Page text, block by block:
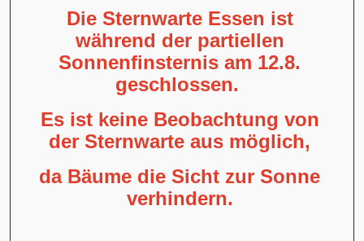
Die Sternwarte Essen ist
während der partiellen
Sonnenfinsternis am 12.8.
geschlossen.
Es ist keine Beobachtung von
der Sternwarte aus möglich,
da Bäume die Sicht zur Sonne
verhindern.